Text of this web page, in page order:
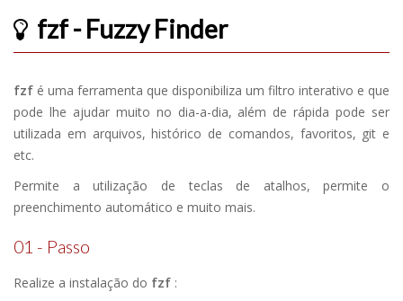
fzf - Fuzzy Finder
fzf é uma ferramenta que disponibiliza um filtro interativo e que
pode lhe ajudar muito no dia-a-dia, além de rápida pode ser
utilizada em arquivos, histórico de comandos, favoritos, git e
etc.
Permite a utilização de teclas de atalhos, permite o
preenchimento automático e muito mais.
01 - Passo
Realize a instalação do fzf :